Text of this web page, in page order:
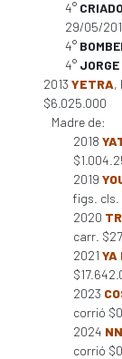
4°
29/05/
4°
4°
2013 YETRA,
$6.025.000
Madre de:
2018
2019
figs. cls.
2020
carr.
2021 YA
2023
corrió $0
2024
corrió $0